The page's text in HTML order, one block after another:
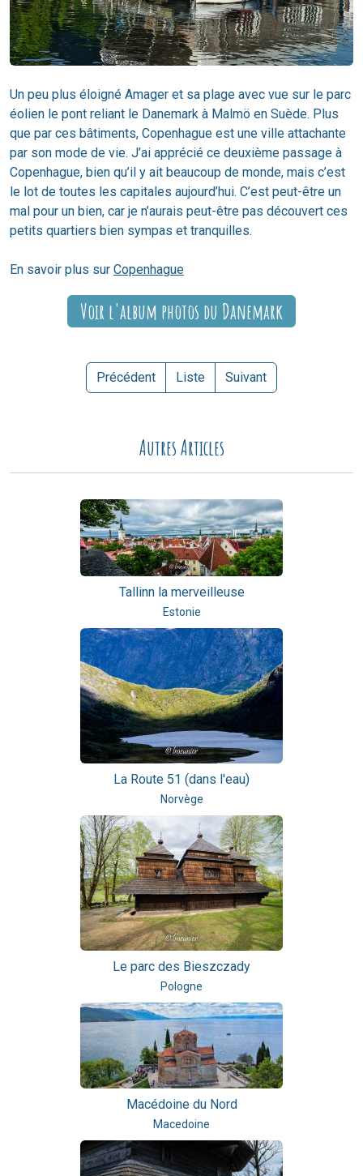
Un peu plus éloigné Amager et sa plage avec vue sur le parc
éolien le pont reliant le Danemark à Malmö en Suède. Plus
que par ces bâtiments, Copenhague est une ville attachante
par son mode de vie. J’ai apprécié ce deuxième passage à
Copenhague, bien qu’il y ait beaucoup de monde, mais c’est
le lot de toutes les capitales aujourd’hui. C’est peut-être un
mal pour un bien, car je n’aurais peut-être pas découvert ces
petits quartiers bien sympas et tranquilles.
En savoir plus sur Copenhague
Voir l'album photos du Danemark
Précédent Liste Suivant
Autres Articles
Tallinn la merveilleuse
Estonie
La Route 51 (dans l'eau)
Norvège
Le parc des Bieszczady
Pologne
Macédoine du Nord
Macedoine